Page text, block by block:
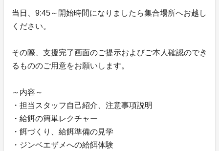
当日、9:45～開始時間になりましたら集合場所へお越し
ください。
その際、支援完了画面のご提示およびご本人確認のでき
るもののご用意をお願いします。
～内容～
・担当スタッフ自己紹介、注意事項説明
・給餌の簡単レクチャー
・餌づくり、給餌準備の見学
・ジンベエザメへの給餌体験